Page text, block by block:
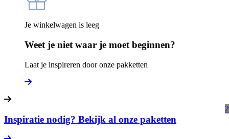
Je winkelwagen is leeg
Weet je niet waar je moet beginnen?
Laat je inspireren door onze pakketten
Inspiratie nodig? Bekijk al onze paketten